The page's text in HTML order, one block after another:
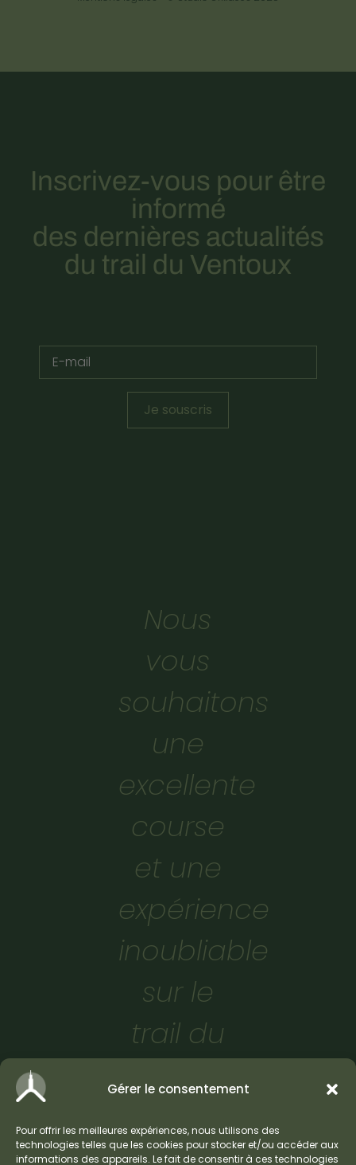
Gérer le consentement
Pour offrir les meilleures expériences, nous utilisons des
technologies telles que les cookies pour stocker et/ou accéder aux
informations des appareils. Le fait de consentir à ces technologies
Inscrivez-vous pour être
informé
des dernières actualités
du trail du Ventoux
Je souscris
Nous
vous
souhaitons
une
excellente
course
et une
expérience
inoubliable
sur le
trail du
Mont
Ventoux